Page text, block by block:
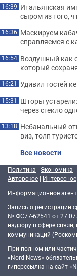
16:39 Итальянская
сыром из того,
16:36 Маскируем
справляемся с
16:54 Воздушный как
который
16:21 Удивил гостей
15:31 Шторы
через стекло
13:18 Небанальный
виз, толп
Все новости
Политика | Экономика |
Авторское | Интересное
Информационное
Запись о регистрации
№ ФС77-62541 от
надзору в сфере
коммуникаций
При полном или
«Nord-News»
гиперссылка на сайт